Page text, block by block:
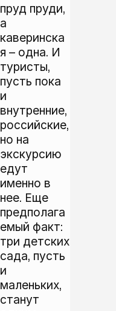
пруд пруди,
а
каверинска
я – одна. И
туристы,
пусть пока
и
внутренние,
российские,
но на
экскурсию
едут
именно в
нее. Еще
предполага
емый факт:
три детских
сада, пусть
и
маленьких,
станут